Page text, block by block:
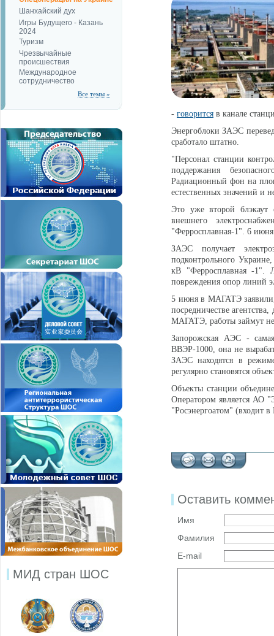
Шанхайский дух
Игры Будущего - Казань
2024
Туризм
Чрезвычайные
происшествия
Международное
сотрудничество
Все темы »
МИД стран ШОС
- говорится в канале
Энергоблоки ЗАЭС
сработало штатно.
"Персонал станции
поддержания
Радиационный фон на
естественных значений и
Это уже второй
внешнего
"Ферросплавная-1". 6
ЗАЭС получает
подконтрольного
кВ "Ферросплавная -1".
повреждения опор линий
5 июня в МАГАТЭ
посредничестве
МАГАТЭ, работы займут
Запорожская АЭС -
ВВЭР-1000, она не
ЗАЭС находятся в
регулярно становятся
Объекты станции
Оператором является АО
"Росэнергоатом" (входит
Оставить
Имя
Фамилия
E-mail